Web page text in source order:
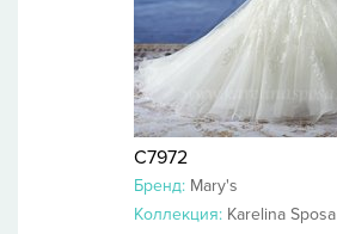
C7972
Бренд: Mary's
Коллекция: Karelina Sposa